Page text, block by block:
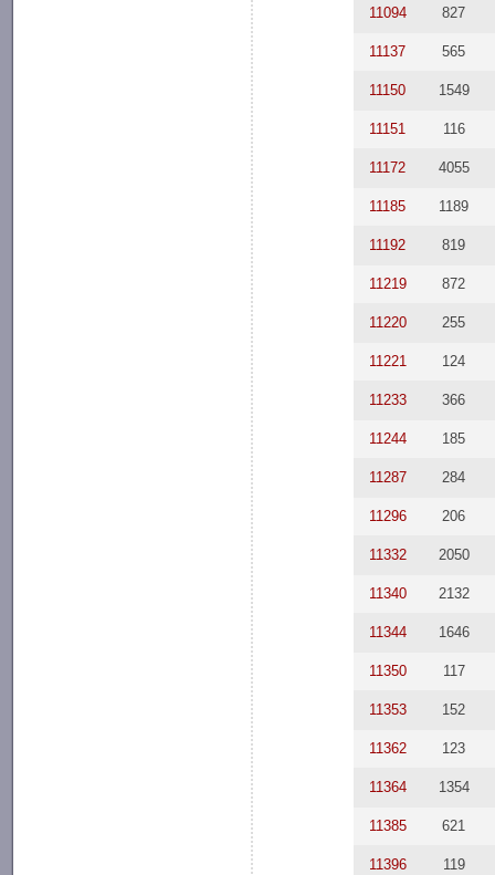
11094 827
11137 565
11150 1549
11151 116
11172 4055
11185 1189
11192 819
11219 872
11220 255
11221 124
11233 366
11244 185
11287 284
11296 206
11332 2050
11340 2132
11344 1646
11350 117
11353 152
11362 123
11364 1354
11385 621
11396 119